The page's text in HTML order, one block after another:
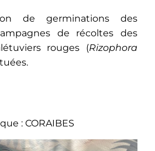
de germinations des
de récoltes des
rouges (Rizophora
: CORAIBES